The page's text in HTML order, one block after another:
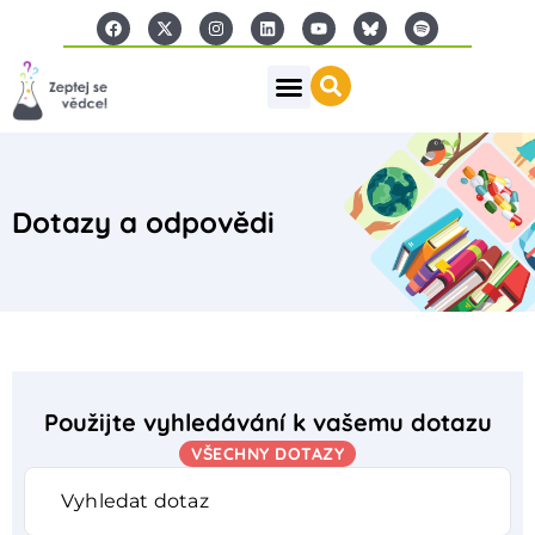
Dotazy a odpovědi
Použijte vyhledávání k vašemu dotazu
VŠECHNY DOTAZY